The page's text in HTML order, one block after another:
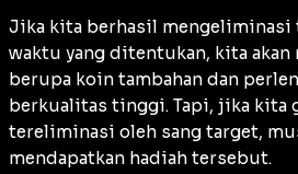
Jika kita berhasil mengeliminasi
waktu yang ditentukan, kita akan
berupa koin tambahan dan
berkualitas tinggi. Tapi, jika kita
tereliminasi oleh sang target,
mendapatkan hadiah tersebut.